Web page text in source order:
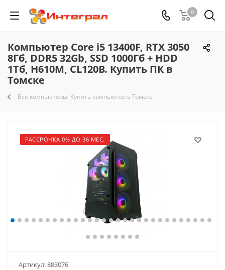
0
Компьютер Core i5 13400F, RTX 3050
8Гб, DDR5 32Gb, SSD 1000Гб + HDD
1Тб, H610M, CL120B. Купить ПК в
Томске
Все компьютеры. Купить компьютер в Томске
РАССРОЧКА 0% ДО 36 МЕС.
Артикул:883076